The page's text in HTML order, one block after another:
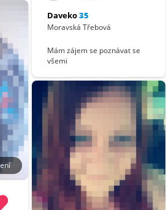
Daveko35
Moravská Třebová
Mám zájem se poznávat se
všemi